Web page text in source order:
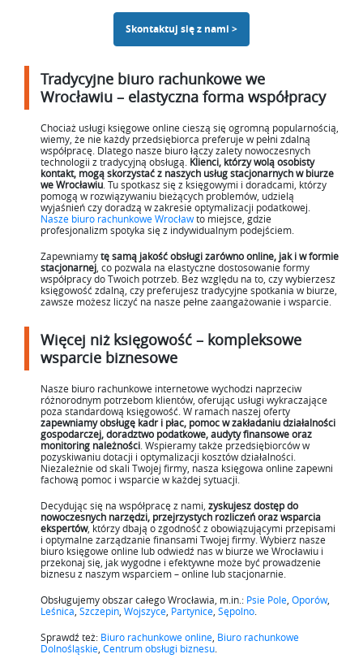
Skontaktuj się z nami >
Tradycyjne biuro rachunkowe we
Wrocławiu – elastyczna forma współpracy
Chociaż usługi księgowe online cieszą się ogromną popularnością,
wiemy, że nie każdy przedsiębiorca preferuje w pełni zdalną
współpracę. Dlatego nasze biuro łączy zalety nowoczesnych
technologii z tradycyjną obsługą. Klienci, którzy wolą osobisty
kontakt, mogą skorzystać z naszych usług stacjonarnych w biurze
we Wrocławiu . Tu spotkasz się z księgowymi i doradcami, którzy
pomogą w rozwiązywaniu bieżących problemów, udzielą
wyjaśnień czy doradzą w zakresie optymalizacji podatkowej.
Nasze biuro rachunkowe Wrocławto miejsce, gdzie
profesjonalizm spotyka się z indywidualnym podejściem.
Zapewniamytę samą jakość obsługi zarówno online, jak i w formie
stacjonarnej , co pozwala na elastyczne dostosowanie formy
współpracy do Twoich potrzeb. Bez względu na to, czy wybierzesz
księgowość zdalną, czy preferujesz tradycyjne spotkania w biurze,
zawsze możesz liczyć na nasze pełne zaangażowanie i wsparcie.
Więcej niż księgowość – kompleksowe
wsparcie biznesowe
Nasze biuro rachunkowe internetowe wychodzi naprzeciw
różnorodnym potrzebom klientów, oferując usługi wykraczające
poza standardową księgowość. W ramach naszej oferty
zapewniamy obsługę kadr i płac, pomoc w zakładaniu działalności
gospodarczej, doradztwo podatkowe, audyty finansowe oraz
monitoring należności . Wspieramy także przedsiębiorców w
pozyskiwaniu dotacji i optymalizacji kosztów działalności.
Niezależnie od skali Twojej firmy, nasza księgowa online zapewni
fachową pomoc i wsparcie w każdej sytuacji.
Decydując się na współpracę z nami, zyskujesz dostęp do
nowoczesnych narzędzi, przejrzystych rozliczeń oraz wsparcia
ekspertów, którzy dbają o zgodność z obowiązującymi przepisami
i optymalne zarządzanie finansami Twojej firmy. Wybierz nasze
biuro księgowe online lub odwiedź nas w biurze we Wrocławiu i
przekonaj się, jak wygodne i efektywne może być prowadzenie
biznesu z naszym wsparciem – online lub stacjonarnie.
Obsługujemy obszar całego Wrocławia, m.in.: Psie Pole Oporów
Leśnica Szczepin Wojszyce Partynice Sępolno
Sprawdź też: Biuro rachunkowe online Biuro rachunkowe
Dolnośląskie Centrum obsługi biznesu